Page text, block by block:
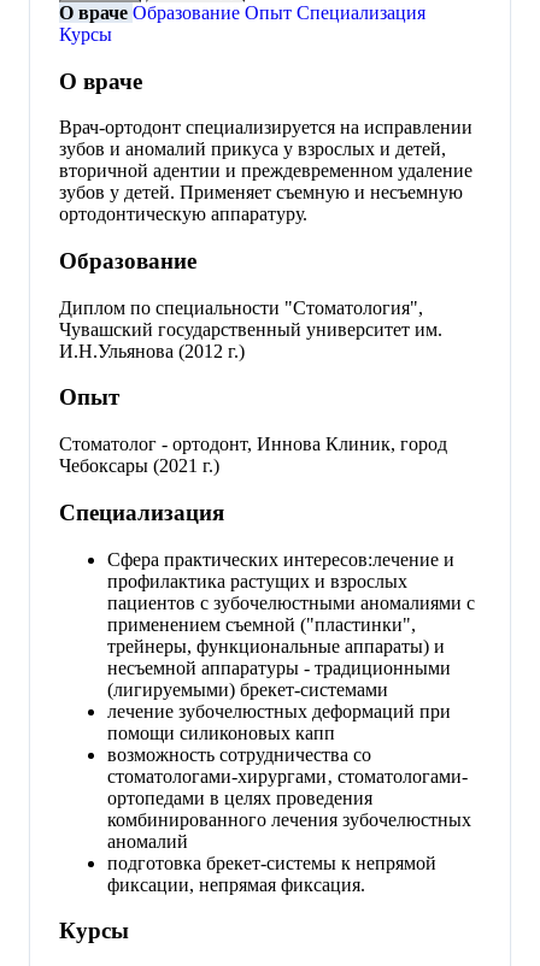
О враче Образование Опыт Специализация
Курсы
О враче
Врач-ортодонт специализируется на исправлении
зубов и аномалий прикуса у взрослых и детей,
вторичной адентии и преждевременном удаление
зубов у детей. Применяет съемную и несъемную
ортодонтическую аппаратуру.
Образование
Диплом по специальности "Стоматология",
Чувашский государственный университет им.
И.Н.Ульянова (2012 г.)
Опыт
Стоматолог - ортодонт, Иннова Клиник, город
Чебоксары (2021 г.)
Специализация
Сфера практических интересов:лечение и
профилактика растущих и взрослых
пациентов с зубочелюстными аномалиями с
применением съемной ("пластинки",
трейнеры, функциональные аппараты) и
несъемной аппаратуры - традиционными
(лигируемыми) брекет-системами
лечение зубочелюстных деформаций при
помощи силиконовых капп
возможность сотрудничества со
стоматологами-хирургами‚ стоматологами-
ортопедами в целях проведения
комбинированного лечения зубочелюстных
аномалий
подготовка брекет-системы к непрямой
фиксации, непрямая фиксация.
Курсы